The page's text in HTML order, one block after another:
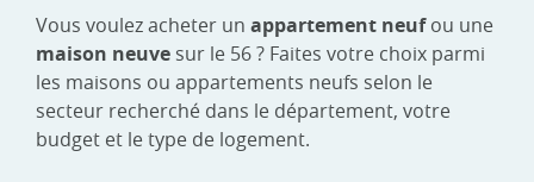
Vous voulez acheter un appartement neufou une
maison neuve sur le 56 ? Faites votre choix parmi
les maisons ou appartements neufs selon le
secteur recherché dans le département, votre
budget et le type de logement.